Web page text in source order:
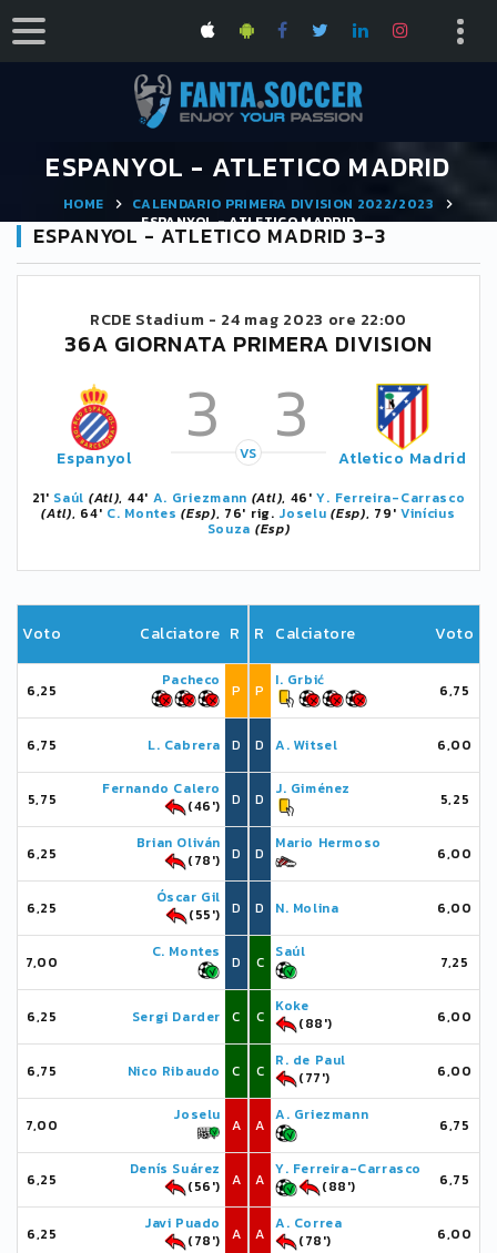
ESPANYOL - ATLETICO MADRID
HOME
CALENDARIO PRIMERA DIVISION 2022/2023
ESPANYOL - ATLETICO MADRID
ESPANYOL - ATLETICO MADRID 3-3
RCDE Stadium - 24 mag 2023 ore 22:00
36A GIORNATA PRIMERA DIVISION
Espanyol 3 3
VS Atletico Madrid
21' Saúl (Atl), 44' A. Griezmann (Atl), 46'Y. Ferreira-Carrasco
(Atl), 64' C. Montes (Esp), 76' rig. Joselu (Esp), 79' Vinícius
Souza (Esp)
Voto Calciatore R
6,25
Pacheco
P
6,75 L. Cabrera D
5,75
Fernando Calero
(46')
D
6,25
Brian Oliván
(78')
D
6,25
Óscar Gil
(55')
D
7,00
C. Montes
D
6,25 Sergi Darder C
6,75 Nico Ribaudo C
7,00
Joselu
A
6,25
Denís Suárez
(56')
A
6,25
Javi Puado
(78')
A
R Calciatore Voto
P
I. Grbić
6,75
D A. Witsel 6,00
D
J. Giménez
5,25
D
Mario Hermoso
6,00
D N. Molina 6,00
C
Saúl
7,25
C
Koke
(88')
6,00
C
R. de Paul
(77')
6,00
A
A. Griezmann
6,75
A
Y. Ferreira-Carrasco
(88')
6,75
A
A. Correa
(78')
6,00